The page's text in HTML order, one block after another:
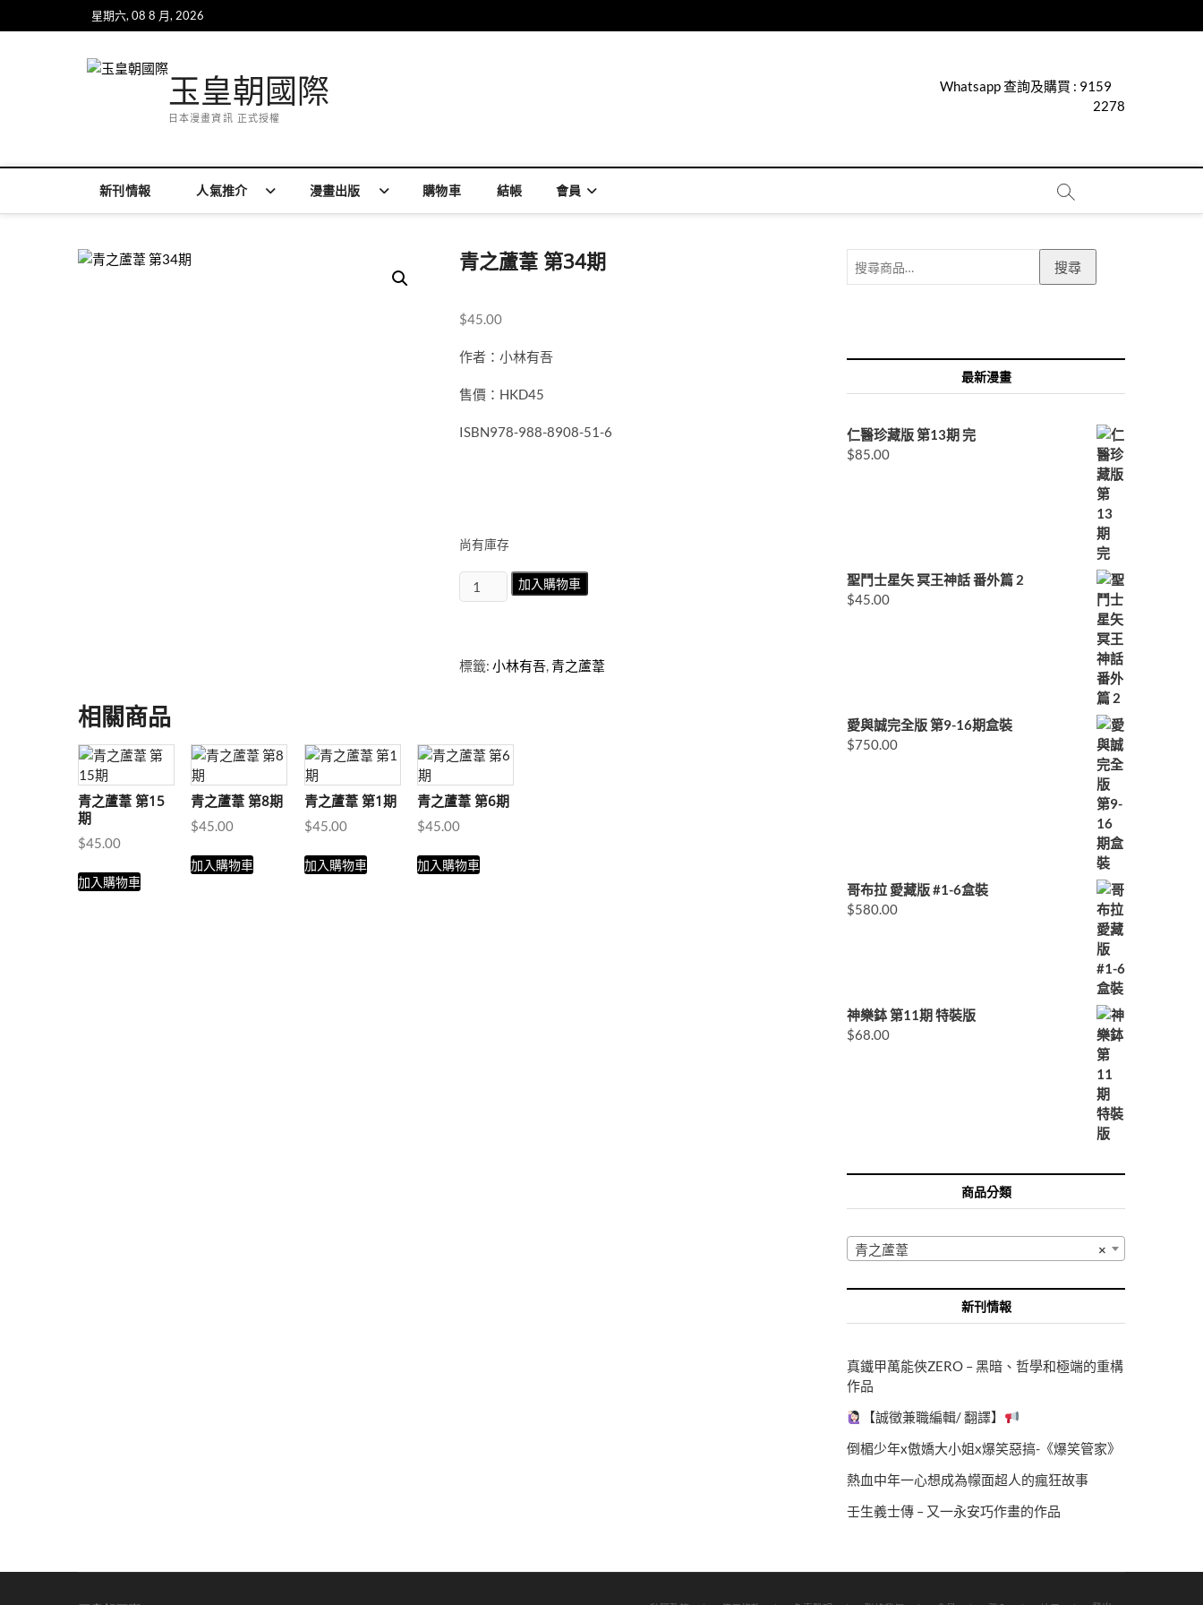
to
星期六, 08 8 月, 2026
玉皇朝國際
日本漫畫資訊 正式授權
Whatsapp 查詢及購買 : 9159
2278
新刊情報 人氣推介 漫畫出版 購物車 結帳 會員
青之蘆葦 第34期
$45.00
作者：小林有吾
售價：HKD45
ISBN978-988-8908-51-6
尚有庫存
之
第
加入購物車
標籤: 小林有吾,青之蘆葦
相關商品
青之蘆葦 第15
期
$45.00
加入購物車
青之蘆葦 第8期
$45.00
加入購物車
青之蘆葦 第1期
$45.00
加入購物車
青之蘆葦 第6期
$45.00
加入購物車
搜尋
最新漫畫
仁醫珍藏版 第13期 完
$85.00
聖鬥士星矢 冥王神話 番外篇 2
$45.00
愛與誠完全版 第9-16期盒裝
$750.00
哥布拉 愛藏版 #1-6盒裝
$580.00
神樂鉢 第11期 特裝版
$68.00
商品分類
×
青之蘆葦
新刊情報
真鐵甲萬能俠ZERO – 黑暗、哲學和極端的重構
作品
【誠徵兼職編輯/ 翻譯】
倒楣少年x傲嬌大小姐x爆笑惡搞-《爆笑管家》
熱血中年一心想成為幪面超人的瘋狂故事
壬生義士傳 – 又一永安巧作畫的作品